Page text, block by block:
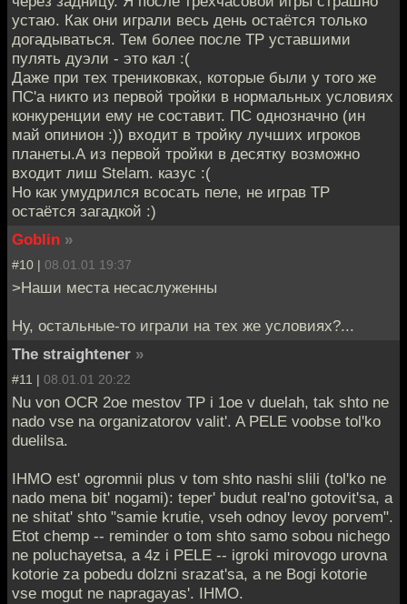
устаю. Как они играли весь день остаётся только
догадываться. Тем более после ТР уставшими
пулять дуэли - это кал :(
Даже при тех трениковках, которые были у того же
ПС'а никто из первой тройки в нормальных условиях
конкуренции ему не составит. ПС однозначно (ин
май опинион :)) входит в тройку лучших игроков
планеты.А из первой тройки в десятку возможно
входит лиш Stelam. казус :(
Но как умудрился всосать пеле, не играв ТР
остаётся загадкой :)
Goblin »
#10 | 08.01.01 19:37
>Наши места несаслуженны
Ну, остальные-то играли на тех же условиях?...
The straightener »
#11 | 08.01.01 20:22
Nu von OCR 2oe mestov TP i 1oe v duelah, tak shto ne
nado vse na organizatorov valit'. A PELE voobse tol'ko
duelilsa.
IHMO est' ogromnii plus v tom shto nashi slili (tol'ko ne
nado mena bit' nogami): teper' budut real'no gotovit'sa, a
ne shitat' shto "samie krutie, vseh odnoy levoy porvem".
Etot chemp -- reminder o tom shto samo sobou nichego
ne poluchayetsa, a 4z i PELE -- igroki mirovogo urovna
kotorie za pobedu dolzni srazat'sa, a ne Bogi kotorie
vse mogut ne napragayas'. IHMO.